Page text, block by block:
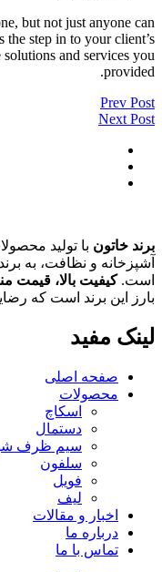
but not just anyone can
step in to your client’s
and services you
provided.
Prev Post
Next Post
برند خاتون با تولید
آشپزخانه و نظافت، به
است.کیفیت بالا، قیمت
بارز این برند است که
لینک مفید
صفحه اصلی
محصولات
اسکاچ
دستمال
سیم ظرف
سلفون
فویل
لیف
اخبار و مقالات
درباره ما
تماس با ما